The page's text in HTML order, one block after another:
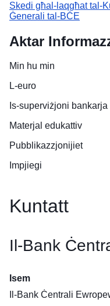
Skedi għal-laqgħat tal-
Ġenerali tal-BĊE
Aktar
Min hu min
L-euro
Is-superviżjoni bankarja
Materjal edukattiv
Pubblikazzjonijiet
Impjiegi
Kuntatt
Il-Bank
Isem
Il-Bank Ċentrali